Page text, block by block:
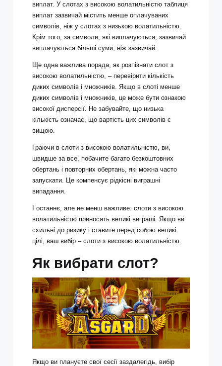
виплат. У слотах з високою волатильністю таблиця
виплат зазвичай містить менше оплачуваних
символів, ніж у слотах з низькою волатильністю.
Крім того, за символи, які виплачуються, зазвичай
виплачуються більші суми, ніж зазвичай.
Ще одна важлива порада, як розпізнати слот з
високою волатильністю, – перевірити кількість
диких символів і множників. Якщо в слоті менше
диких символів і множників, це може бути ознакою
високої дисперсії. Не забувайте, що низька
кількість означає, що вартість цих символів є
вищою.
Граючи в слоти з високою волатильністю, ви,
швидше за все, побачите багато безкоштовних
обертань і повторних обертань, які можна часто
запускати. Це компенсує рідкісні виграшні
випадання.
І останнє, але не менш важливе: слоти з високою
волатильністю приносять великі виграші. Якщо ви
схильні до ризику і ставите перед собою великі
цілі, ваш вибір – слоти з високою волатильністю.
Як вибрати слот?
Якщо ви плануєте свої сесії заздалегідь, вибір